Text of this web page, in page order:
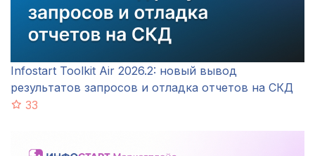
Infostart Toolkit Air 2026.2: новый вывод
результатов запросов и отладка отчетов на СКД
33